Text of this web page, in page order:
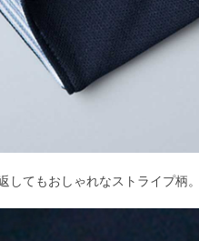
してもおしゃれなストライプ柄